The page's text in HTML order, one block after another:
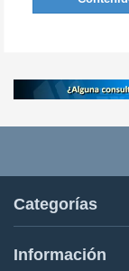
Categorías
Información